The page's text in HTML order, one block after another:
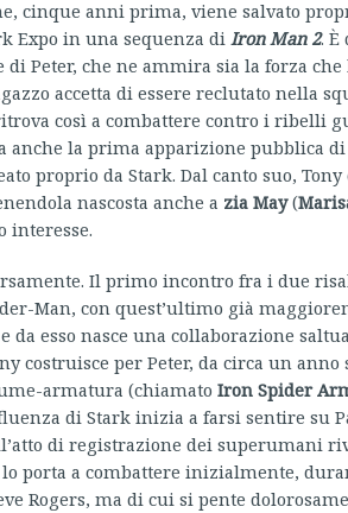
cinque anni prima, viene salvato
Expo in una sequenza di Iron Man 2. È
di Peter, che ne ammira sia la forza
accetta di essere reclutato nella
così a combattere contro i ribelli
anche la prima apparizione pubblica
proprio da Stark. Dal canto suo,
nascosta anche a zia May(
interesse.
Il primo incontro fra i due
Man, con quest’ultimo già
da esso nasce una collaborazione
costruisce per Peter, da circa un anno
armatura (chiamato Iron Spider
di Stark inizia a farsi sentire su
di registrazione dei superumani
porta a combattere inizialmente,
Rogers, ma di cui si pente